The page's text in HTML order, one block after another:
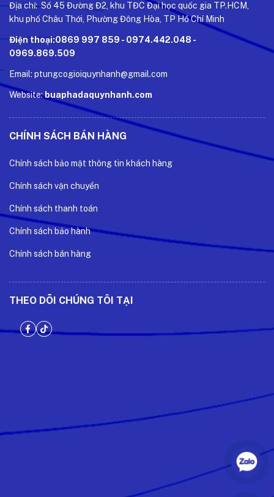
Địa chỉ: Số 45 Đường Đ2, khu TĐC Đại học quốc gia TP.HCM,
khu phố Châu Thới, Phường Đông Hòa, TP Hồ Chí Minh
Điện thoại:0869 997 859 - 0974.442.048 -
0969.869.509
Email: ptungcogioiquynhanh@gmail.com
Website:buaphadaquynhanh.com
CHÍNH SÁCH BÁN HÀNG
Chính sách bảo mật thông tin khách hàng
Chính sách vận chuyển
Chính sách thanh toán
Chính sách bảo hành
Chính sách bán hàng
THEO DÕI CHÚNG TÔI TẠI